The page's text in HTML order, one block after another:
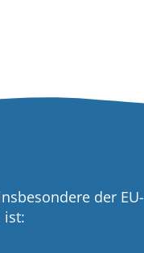
der EU-
ist: